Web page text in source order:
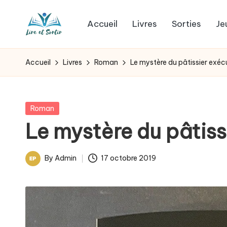
L
i
e
e
t
s
o
livres
pour
les
goûts,
des
pour
les
jours.
Accueil Livres Sorties
Accueil Livres Roman Le mystère du pâtissier
Posted
Roman
Le mystère du
Posted
By Admin 17 octobre 2019